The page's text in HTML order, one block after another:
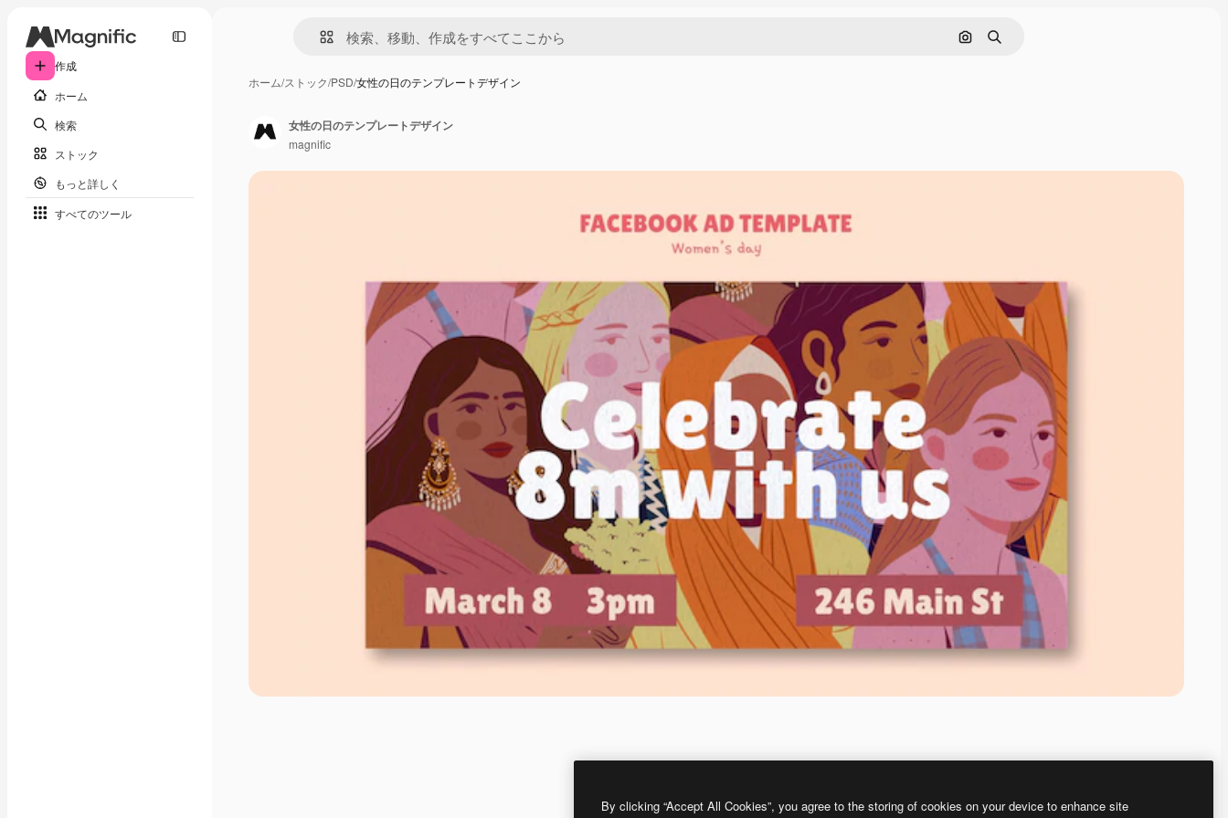
作成
ホーム
検索
ストック
もっと詳しく
すべてのツール
画像で検索
検索
ホーム/ストック/PSD/女性の日のテンプレートデザイン
女性の日のテンプレートデザイン
magnific
By clicking “Accept All Cookies”, you agree to the storing of cookies on your device to enhance site